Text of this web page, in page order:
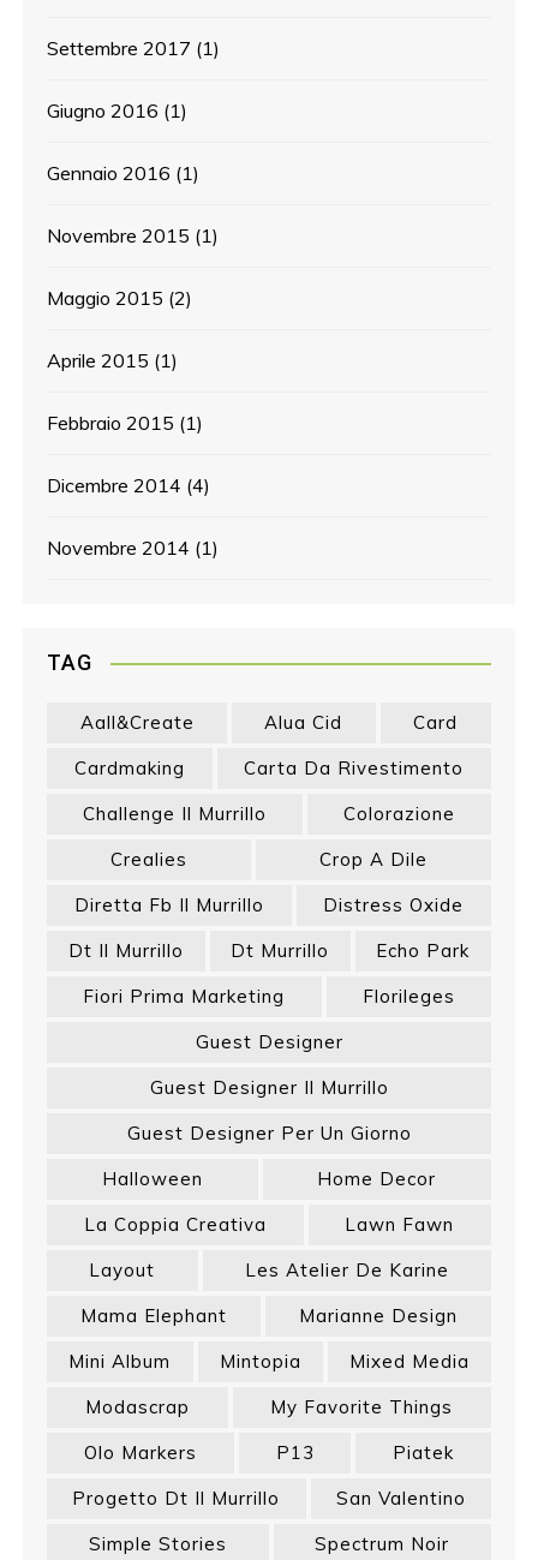
Settembre 2017 (1)
Giugno 2016 (1)
Gennaio 2016 (1)
Novembre 2015 (1)
Maggio 2015 (2)
Aprile 2015 (1)
Febbraio 2015 (1)
Dicembre 2014 (4)
Novembre 2014 (1)
TAG
Aall&create Alua Cid
Card
Cardmaking
Carta Da Rivestimento
Challenge Il Murrillo
Colorazione
Crealies
Crop A Dile
Diretta Fb Il Murrillo
Distress Oxide
Dt Il Murrillo
Dt Murrillo
Echo Park
Fiori Prima Marketing
Florileges
Guest Designer
Guest Designer Il Murrillo
Guest Designer Per Un Giorno
Halloween
Home Decor
La Coppia Creativa
Lawn Fawn
Layout
Les Atelier De Karine
Mama Elephant
Marianne Design
Mini Album
Mintopia
Mixed Media
Modascrap
My Favorite Things
Olo Markers
P13
Piatek
Progetto Dt Il Murrillo
San Valentino
Simple Stories
Spectrum Noir